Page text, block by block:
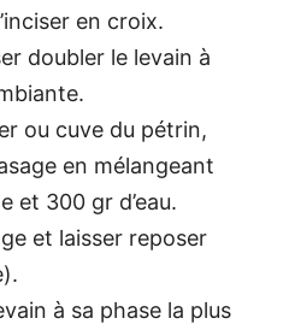
en croix.
doubler le levain à
ou cuve du pétrin,
en mélangeant
et 300 gr d’eau.
et laisser reposer
à sa phase la plus